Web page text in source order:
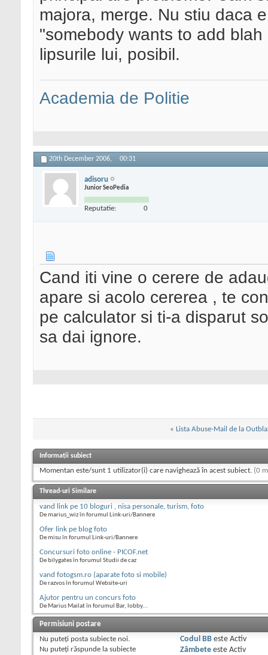
majora, merge. Nu stiu daca
"somebody wants to add
lipsurile lui, posibil.
Academia de Politie
20th December 2006, 00:31
adisoru
Junior SeoPedia
Reputatie: 0
Cand iti vine o cerere de
apare si acolo cererea , te
pe calculator si ti-a disparut
sa dai ignore.
« Lista Abuse-Mail de la
Informații subiect
Momentan este/sunt 1 utilizator(i) care navighează în acest subiect. (0
Thread-uri Similare
vand link pe 10 bloguri , nisa personale, turism, foto
De marius_wiz în forumul Link-uri/Bannere
Ofer link pe blog foto
De misu în forumul Link-uri/Bannere
Concursuri foto online - PICOF.net
De bilygates în forumul Studii de caz
vand fotogsm.ro (aparate foto si mobile)
De razvos în forumul Website-uri
Ajutor pentru un concurs foto
De Marius Mailat în forumul Bar, lobby...
Permisiuni postare
Nu puteţi posta subiecte noi.
Nu puteţi răspunde la subiecte
Codul BBeste Activ
Zâmbeteeste Activ